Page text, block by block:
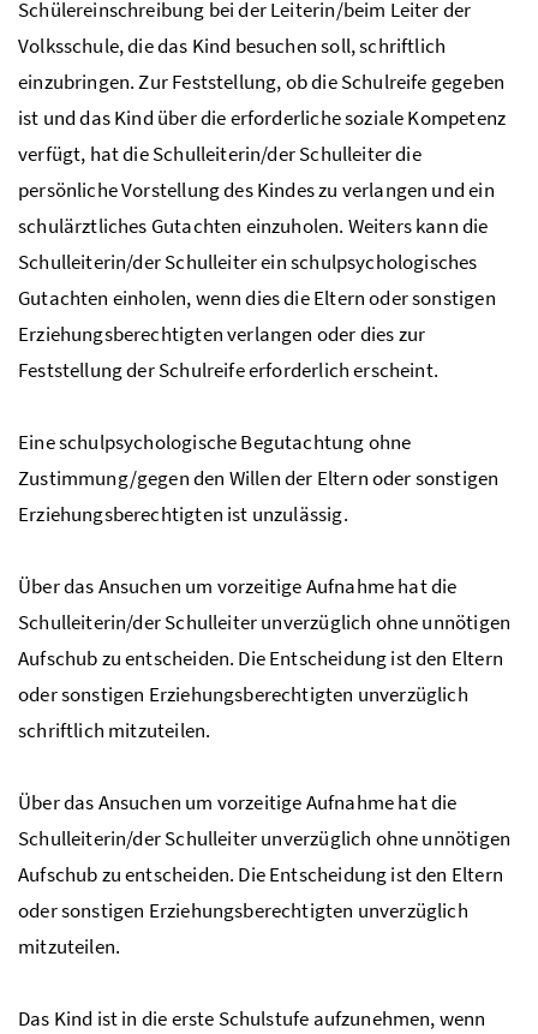
Schülereinschreibung bei der Leiterin/beim Leiter der
Volksschule, die das Kind besuchen soll, schriftlich
einzubringen. Zur Feststellung, ob die Schulreife gegeben
ist und das Kind über die erforderliche soziale Kompetenz
verfügt, hat die Schulleiterin/der Schulleiter die
persönliche Vorstellung des Kindes zu verlangen und ein
schulärztliches Gutachten einzuholen. Weiters kann die
Schulleiterin/der Schulleiter ein schulpsychologisches
Gutachten einholen, wenn dies die Eltern oder sonstigen
Erziehungsberechtigten verlangen oder dies zur
Feststellung der Schulreife erforderlich erscheint.
Eine schulpsychologische Begutachtung ohne
Zustimmung/gegen den Willen der Eltern oder sonstigen
Erziehungsberechtigten ist unzulässig.
Über das Ansuchen um vorzeitige Aufnahme hat die
Schulleiterin/der Schulleiter unverzüglich ohne unnötigen
Aufschub zu entscheiden. Die Entscheidung ist den Eltern
oder sonstigen Erziehungsberechtigten unverzüglich
schriftlich mitzuteilen.
Über das Ansuchen um vorzeitige Aufnahme hat die
Schulleiterin/der Schulleiter unverzüglich ohne unnötigen
Aufschub zu entscheiden. Die Entscheidung ist den Eltern
oder sonstigen Erziehungsberechtigten unverzüglich
mitzuteilen.
Das Kind ist in die erste Schulstufe aufzunehmen, wenn